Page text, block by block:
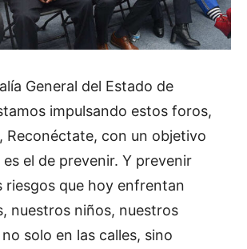
General del Estado de
impulsando estos foros,
Reconéctate, con un objetivo
el de prevenir. Y prevenir
riesgos que hoy enfrentan
nuestros niños, nuestros
solo en las calles, sino